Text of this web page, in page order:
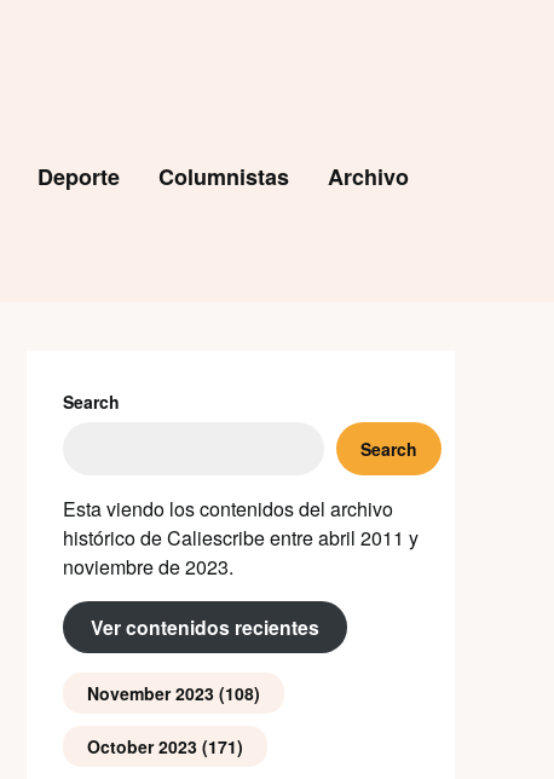
Deporte Columnistas Archivo
Search
Search
Esta viendo los contenidos del archivo
histórico de Caliescribe entre abril 2011 y
noviembre de 2023.
Ver contenidos recientes
November 2023(108)
October 2023(171)